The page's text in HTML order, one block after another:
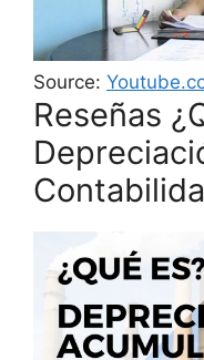
Source:
Reseñas